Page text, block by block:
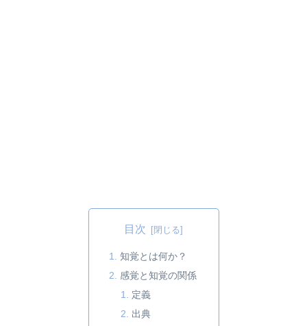
目次
知覚とは何か？
感覚と知覚の関係
定義
出典